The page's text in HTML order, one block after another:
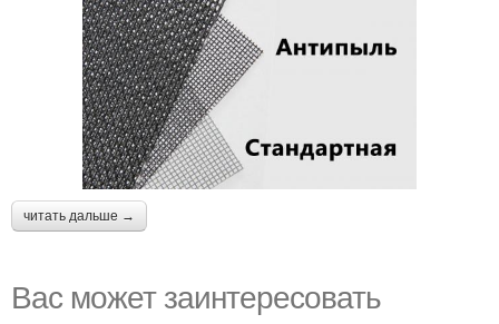
читать дальше →
Вас может заинтересовать